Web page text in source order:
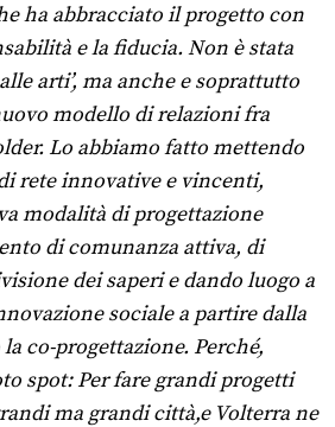
ha abbracciato il progetto con
e la fiducia. Non è stata
arti’, ma anche e soprattutto
modello di relazioni fra
Lo abbiamo fatto mettendo
rete innovative e vincenti,
modalità di progettazione
di comunanza attiva, di
dei saperi e dando luogo a
sociale a partire dalla
co-progettazione. Perché,
spot: Per fare grandi progetti
ma grandi città,e Volterra ne